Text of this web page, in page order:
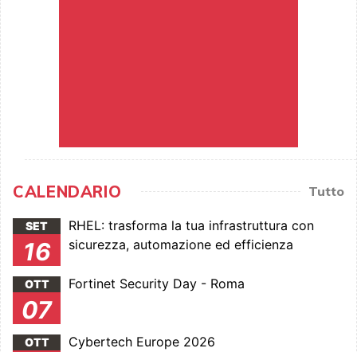
CALENDARIO Tutto
SET
16
RHEL: trasforma la tua infrastruttura con
sicurezza, automazione ed efficienza
OTT
07
Fortinet Security Day - Roma
OTT Cybertech Europe 2026